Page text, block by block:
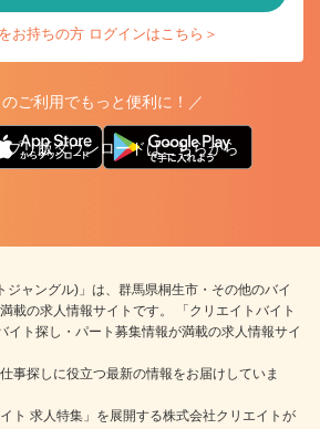
お持ちの方 ログインはこちら＞
ご利用でもっと便利に！／
プリ版ダウンロードはこちらから
ジャングル)」は、群馬県桐生市・その他のバイ
載の求人情報サイトです。 「クリエイトバイト
イト探し・パート募集情報が満載の求人情報サイ
事探しに役立つ最新の情報をお届けしていま
ト 求人特集」を展開する株式会社クリエイトが